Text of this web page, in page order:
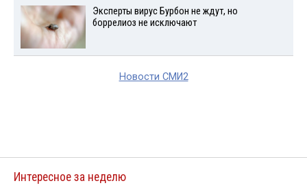
Эксперты вирус Бурбон не ждут, но
боррелиоз не исключают
Новости СМИ2
Интересное за неделю